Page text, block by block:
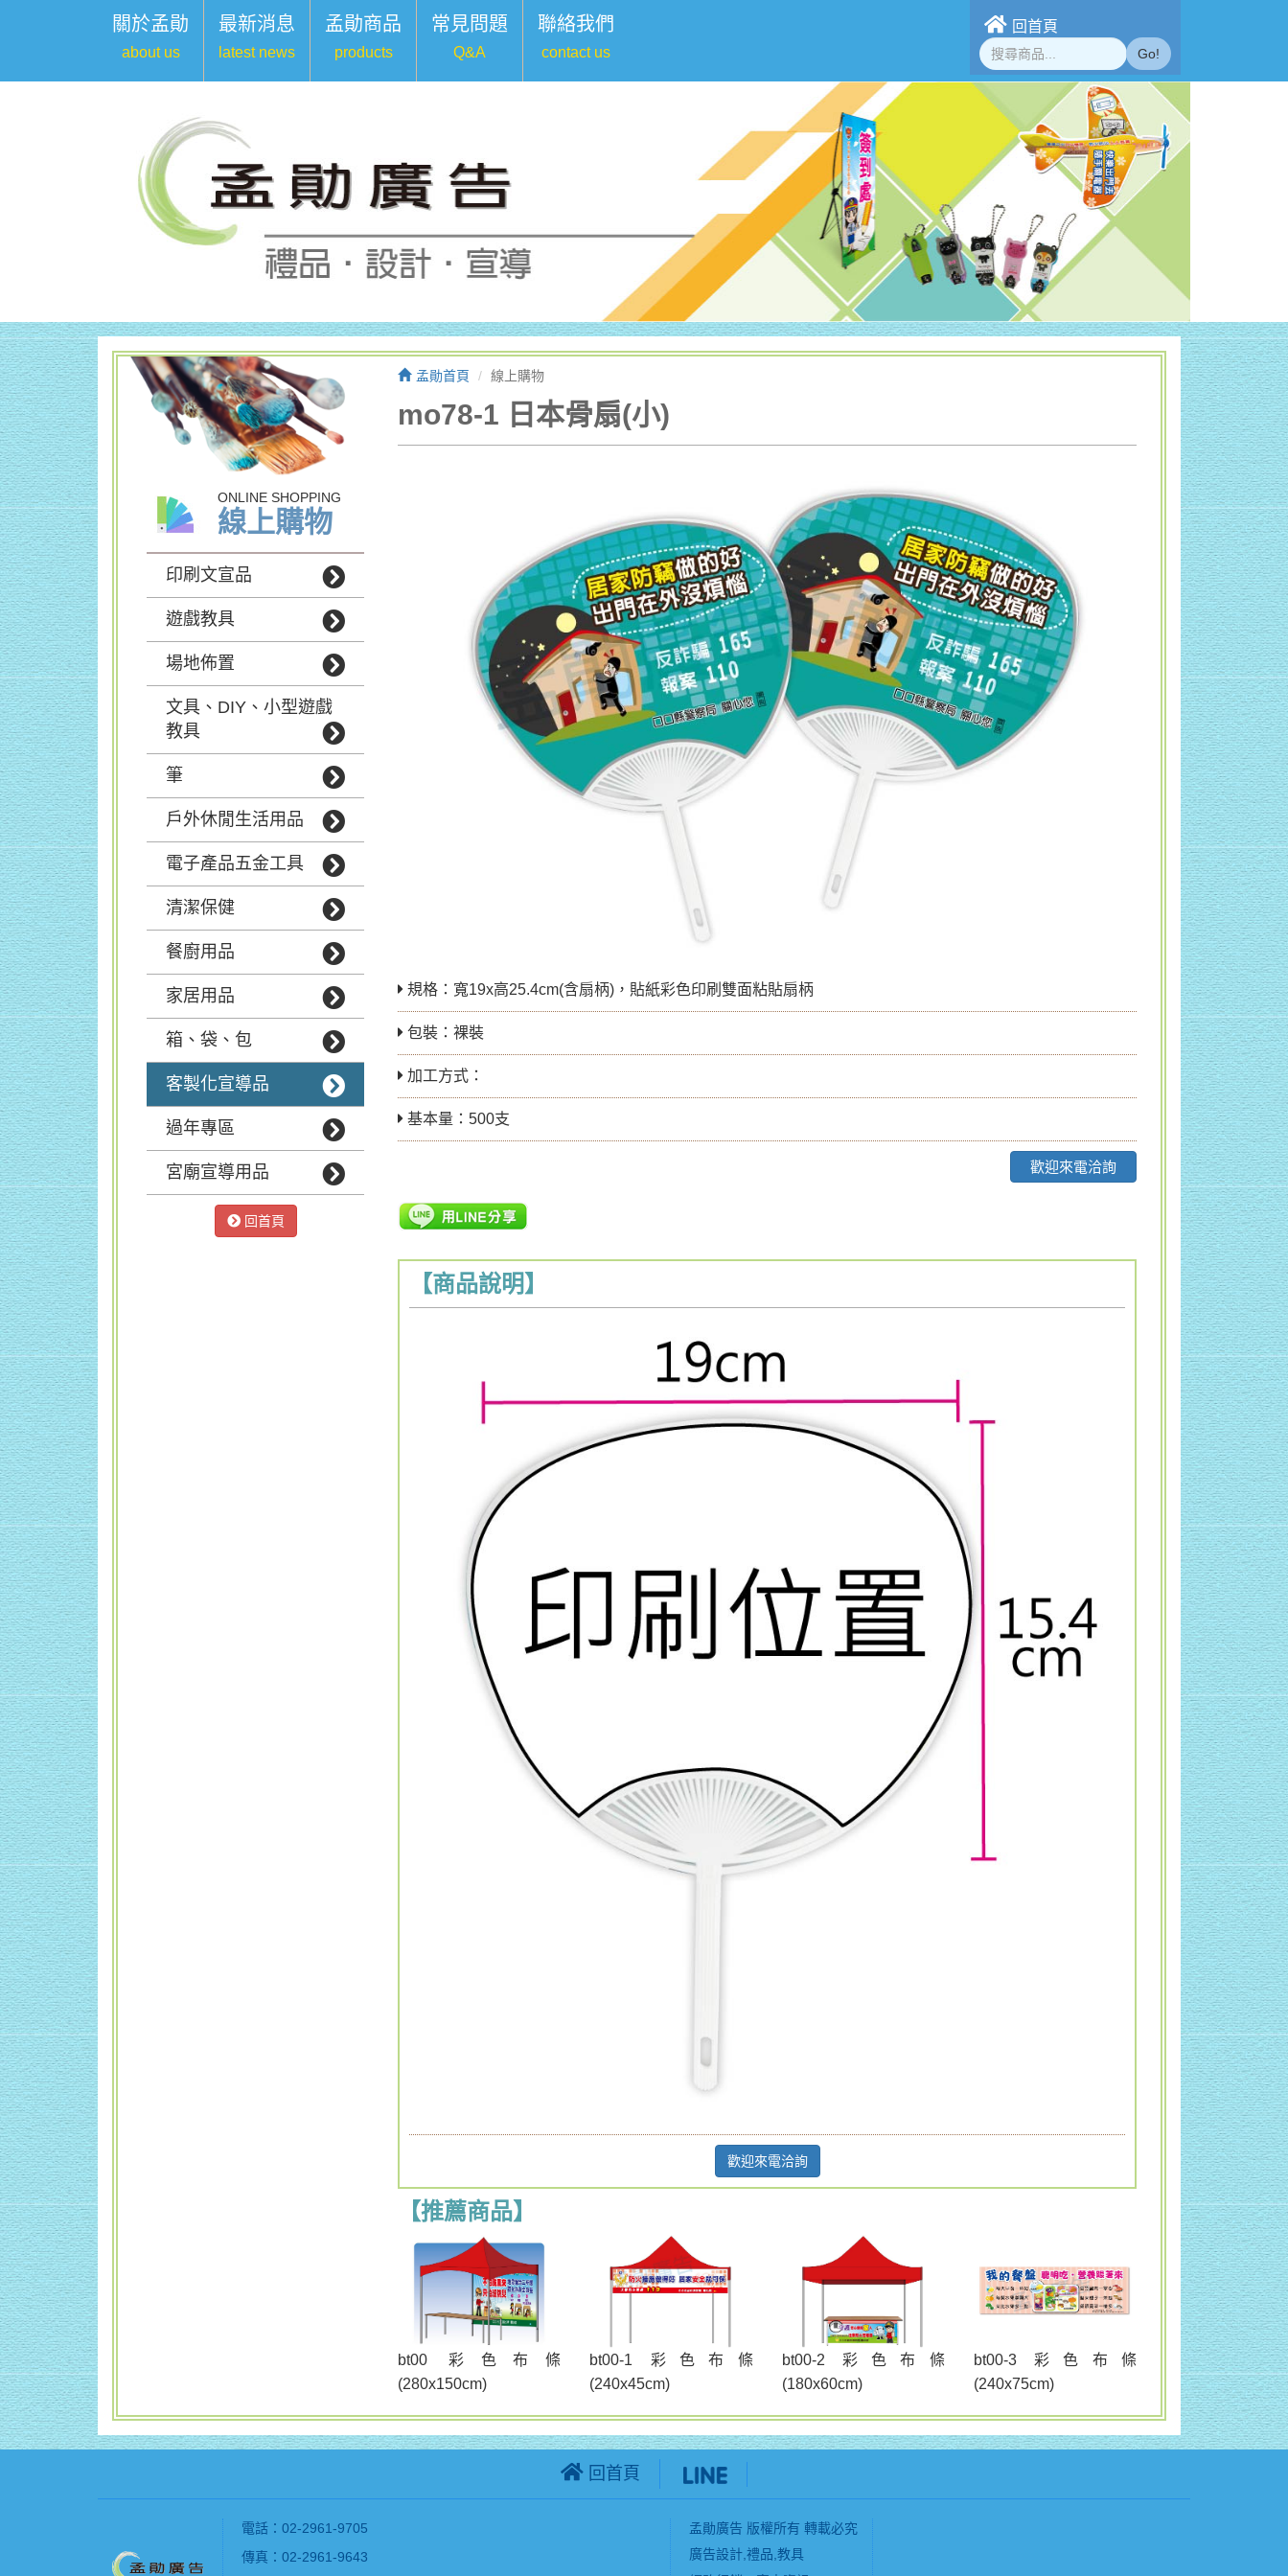
回首頁
Go!
關於孟勛
about us
最新消息
latest news
孟勛商品
products
常見問題
Q&A
聯絡我們
contact us
ONLINE SHOPPING
線上購物
印刷文宣品
遊戲教具
場地佈置
文具、DIY、小型遊戲
教具
筆
戶外休閒生活用品
電子產品五金工具
清潔保健
餐廚用品
家居用品
箱、袋、包
客製化宣導品
過年專區
宮廟宣導用品
回首頁
孟勛首頁 線上購物
mo78-1 日本骨扇(小)
規格：寬19x高25.4cm(含扇柄)，貼紙彩色印刷雙面粘貼扇柄
包裝：裸裝
加工方式：
基本量：500支
歡迎來電洽詢
【商品說明】
歡迎來電洽詢
【推薦商品】
bt00 彩色布條
(280x150cm)
bt00-1 彩色布條
(240x45cm)
bt00-2 彩色布條
(180x60cm)
bt00-3 彩色布條
(240x75cm)
回首頁
電話：02-2961-9705
傳真：02-2961-9643
孟勛廣告 版權所有 轉載必究
廣告設計,禮品,教具